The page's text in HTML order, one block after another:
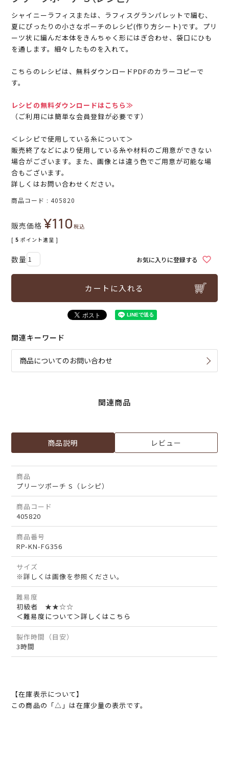
シャイニーラフィスまたは、ラフィスグランパレットで編む、
夏にぴったりの小さなポーチのレシピ(作り方シート)です。プリ
ーツ状に編んだ本体をきんちゃく形にはぎ合わせ、袋口にひも
を通します。細々したものを入れて。
こちらのレシピは、無料ダウンロードPDFのカラーコピーで
す。
レシピの無料ダウンロードはこちら≫
（ご利用には簡単な会員登録が必要です）
＜レシピで使用している糸について＞
販売終了などにより使用している糸や材料のご用意ができない
場合がございます。また、画像とは違う色でご用意が可能な場
合もございます。
詳しくはお問い合わせください。
商品コード 405820
販売価格 ¥110税込
[ 5 ポイント進呈 ]
お気に入りに登録する
カートに入れる
関連キーワード
商品についてのお問い合わせ
関連商品
商品説明 レビュー
商品
プリーツポーチ S（レシピ）
商品コード
405820
商品番号
RP-KN-FG356
サイズ
※詳しくは画像を参照ください。
難易度
初級者 ★★☆☆
＜難易度について＞詳しくはこちら
製作時間（目安）
3時間
【在庫表示について】
この商品の「△」は在庫少量の表示です。